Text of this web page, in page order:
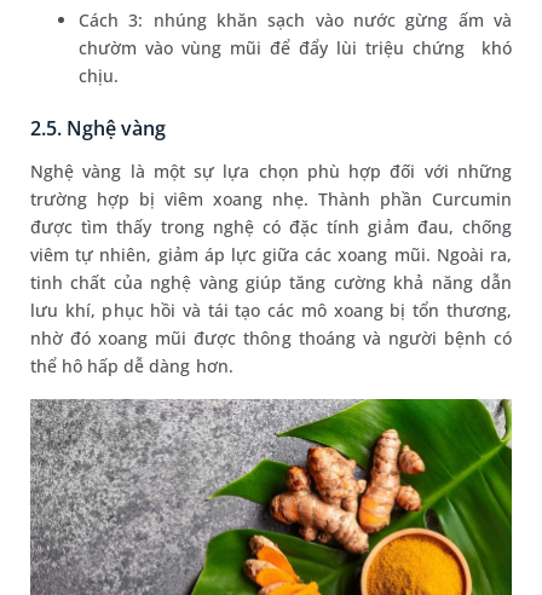
Cách 3: nhúng khăn sạch vào nước gừng ấm và
chườm vào vùng mũi để đẩy lùi triệu chứng khó
chịu.
2.5. Nghệ vàng
Nghệ vàng là một sự lựa chọn phù hợp đối với những
trường hợp bị viêm xoang nhẹ. Thành phần Curcumin
được tìm thấy trong nghệ có đặc tính giảm đau, chống
viêm tự nhiên, giảm áp lực giữa các xoang mũi. Ngoài ra,
tinh chất của nghệ vàng giúp tăng cường khả năng dẫn
lưu khí, phục hồi và tái tạo các mô xoang bị tổn thương,
nhờ đó xoang mũi được thông thoáng và người bệnh có
thể hô hấp dễ dàng hơn.